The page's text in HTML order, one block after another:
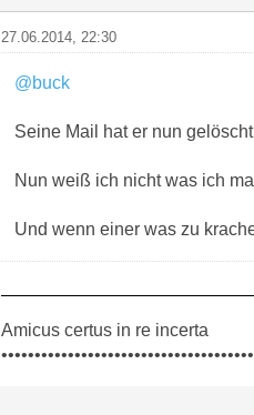
27.06.2014, 22:30
@buck
Seine Mail hat er nun
Nun weiß ich nicht was ich
Und wenn einer was zu
Amicus certus in re incerta